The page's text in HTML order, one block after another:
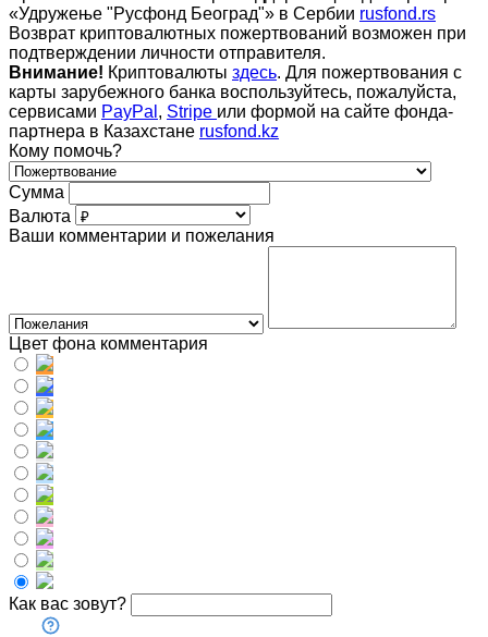
«Удружење "Русфонд Београд"» в Сербии rusfond.rs
Возврат криптовалютных пожертвований возможен при
подтверждении личности отправителя.
Внимание! Криптовалюты здесь. Для пожертвования с
карты зарубежного банка воспользуйтесь, пожалуйста,
сервисами PayPal , Stripe или формой на сайте фонда-
партнера в Казахстане rusfond.kz
Кому помочь?
Сумма
Валюта
Ваши комментарии и пожелания
Цвет фона комментария
Как вас зовут?